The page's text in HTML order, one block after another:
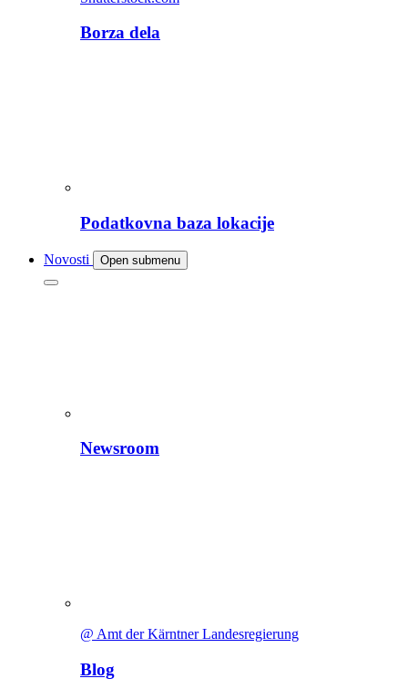
Borza dela
Podatkovna baza lokacije
Novosti Open submenu
Newsroom
@ Amt der Kärntner Landesregierung
Blog